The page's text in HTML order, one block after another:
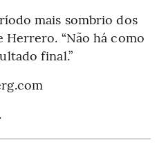
mais sombrio dos
Herrero. “Não há como
final.”